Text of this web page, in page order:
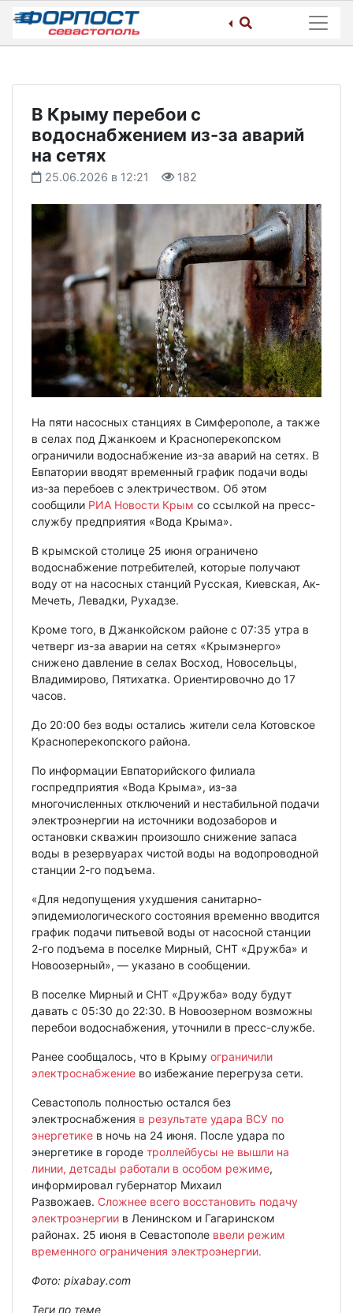
Skip
content
В Крыму перебои с
водоснабжением из-за аварий
на сетях
25.06.2026 в 12:21 182
На пяти насосных станциях в Симферополе, а также
в селах под Джанкоем и Красноперекопском
ограничили водоснабжение из-за аварий на сетях. В
Евпатории вводят временный график подачи воды
из-за перебоев с электричеством. Об этом
сообщили РИА Новости Крым со ссылкой на пресс-
службу предприятия «Вода Крыма».
В крымской столице 25 июня ограничено
водоснабжение потребителей, которые получают
воду от на насосных станций Русская, Киевская, Ак-
Мечеть, Левадки, Рухадзе.
Кроме того, в Джанкойском районе с 07:35 утра в
четверг из-за аварии на сетях «Крымэнерго»
снижено давление в селах Восход, Новосельцы,
Владимирово, Пятихатка. Ориентировочно до 17
часов.
До 20:00 без воды остались жители села Котовское
Красноперекопского района.
По информации Евпаторийского филиала
госпредприятия «Вода Крыма», из-за
многочисленных отключений и нестабильной подачи
электроэнергии на источники водозаборов и
остановки скважин произошло снижение запаса
воды в резервуарах чистой воды на водопроводной
станции 2-го подъема.
«Для недопущения ухудшения санитарно-
эпидемиологического состояния временно вводится
график подачи питьевой воды от насосной станции
2-го подъема в поселке Мирный, СНТ «Дружба» и
Новоозерный», — указано в сообщении.
В поселке Мирный и СНТ «Дружба» воду будут
давать с 05:30 до 22:30. В Новоозерном возможны
перебои водоснабжения, уточнили в пресс-службе.
Ранее сообщалось, что в Крыму ограничили
электроснабжение во избежание перегруза сети.
Севастополь полностью остался без
электроснабжения в результате удара ВСУ по
энергетике в ночь на 24 июня. После удара по
энергетике в городе троллейбусы не вышли на
линии, детсады работали в особом режиме,
информировал губернатор Михаил
Развожаев. Сложнее всего восстановить подачу
электроэнергии в Ленинском и Гагаринском
районах. 25 июня в Севастополе ввели режим
временного ограничения электроэнергии.
Фото: pixabay.com
Теги по теме